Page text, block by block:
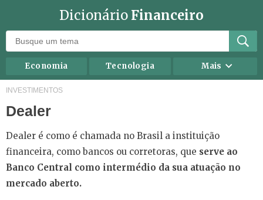
Dicionário Financeiro
Economia Tecnologia Mais
Recursos humanos
Negócios
Direito
Impostos
Carreira
Marketing
Contabilidade
Finanças Pessoais
INVESTIMENTOS
Dealer
Dealer é como é chamada no Brasil a instituição
financeira, como bancos ou corretoras, que serve ao
Banco Central como intermédio da sua atuação no
mercado aberto.